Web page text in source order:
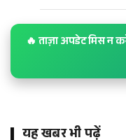
🔥 ताज़ा अपडेट मिस न
यह खबर भी पढ़ें